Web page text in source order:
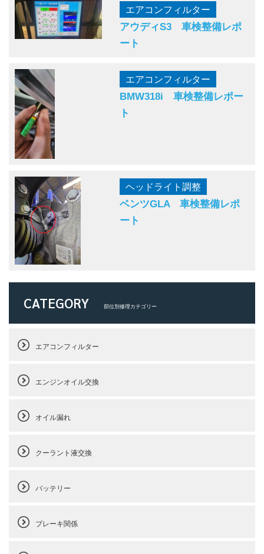
エアコンフィルター
アウディS3 車検整備レポ
ート
エアコンフィルター
BMW318i 車検整備レポー
ト
ヘッドライト調整
ベンツGLA 車検整備レポ
ート
CATEGORY 部位別修理カテゴリー
エアコンフィルター
エンジンオイル交換
オイル漏れ
クーラント液交換
バッテリー
ブレーキ関係